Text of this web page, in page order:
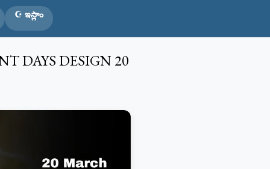
☪️ ఇస్లాం
DAYS DESIGN 20